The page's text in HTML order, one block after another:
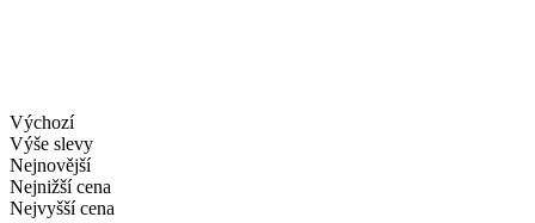
Výchozí
Výše slevy
Nejnovější
Nejnižší cena
Nejvyšší cena